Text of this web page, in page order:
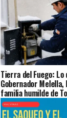
Tierra del Fuego: Lo
Gobernador Melella,
familia humilde de
Camuzzi